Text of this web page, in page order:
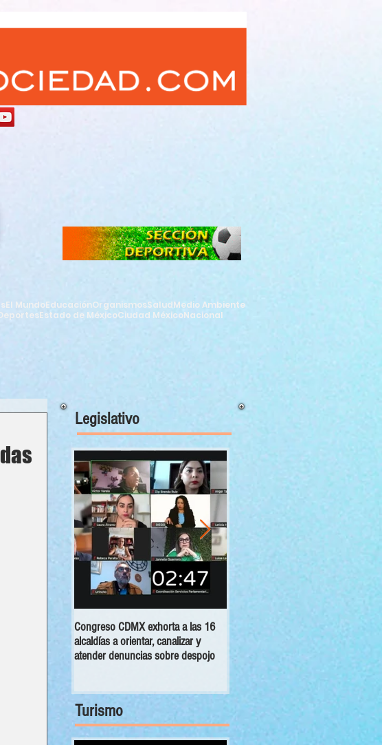
El MundoEducaciónOrganismosSaludMedio Ambiente
Estado de MéxicoCiudad MéxicoNacional
Legislativo
Congreso CDMX exhorta a las 16
alcaldías a orientar, canalizar y
atender denuncias sobre despojo
MC pide establecer reglas para
la capital tras separación de un
Turismo